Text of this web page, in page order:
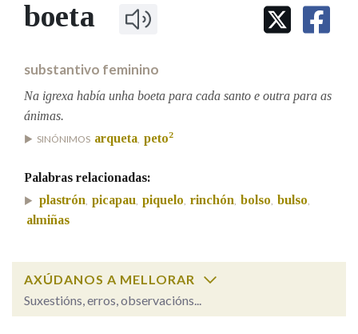
IDENTIDADE CORPORATIVA
MARCIAL DEL ADALID
FIGURAS HOMENAXEADAS
PRIMAVERA DAS LETRAS
Facebook
TwitterYoutubeInstagram
Bluesky
BUSCAR NOS LEMAS
Remata por
Contén
Nas definicións
boeta
substantivo feminino
Na igrexa había unha boeta para cada santo e outra para as
ánimas.
SINÓNIMOS arqueta, peto2
Palabras relacionadas:
plastrón, picapau, piquelo, rinchón, bolso, bulso,
almiñas
AXÚDANOS A MELLORAR
Suxestións, erros, observacións...